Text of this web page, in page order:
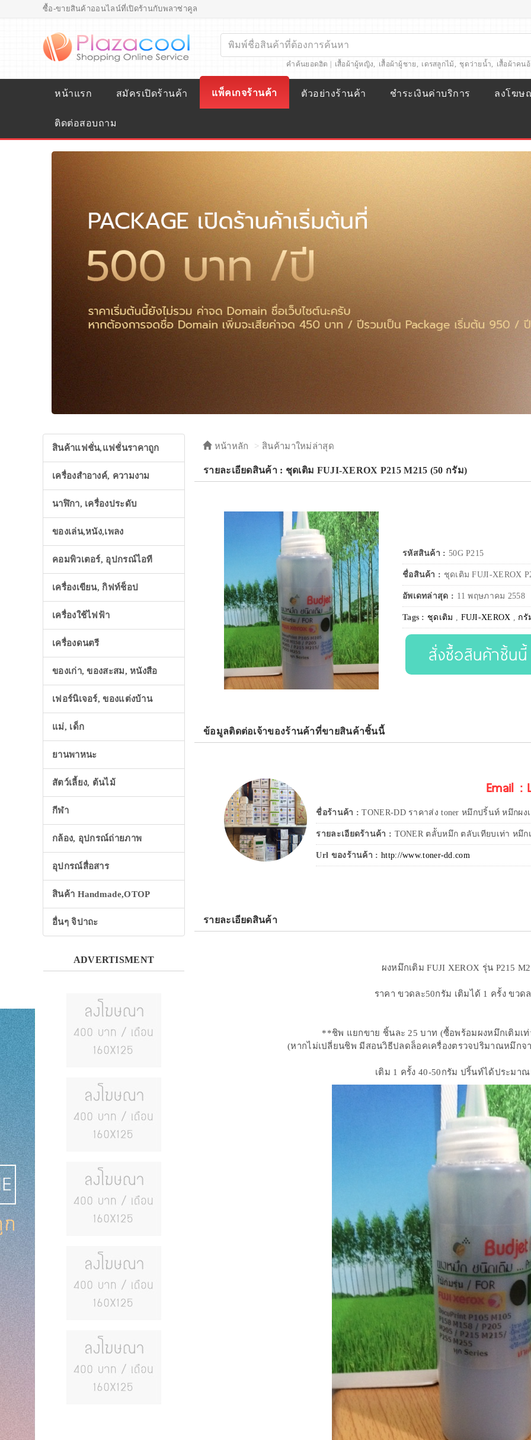
ซื้อ-ขายสินค้าออนไลน์ที่เปิดร้านกับพลาซ่าคูล
คำค้นยอดฮิต | เสื้อผ้าผู้หญิง, เสื้อผ้าผู้ชาย, เดรสลูกไม้, ชุดว่ายน้ำ, เสื้อผ้าคน
หน้าแรก สมัครเปิดร้านค้า แพ็คเกจร้านค้า ตัวอย่างร้านค้า ชำระเงินค่าบริการ ลงโฆษ
ติดต่อสอบถาม
สินค้าแฟชั่น,แฟชั่นราคาถูก
เครื่องสำอางค์, ความงาม
นาฬิกา, เครื่องประดับ
ของเล่น,หนัง,เพลง
คอมพิวเตอร์, อุปกรณ์ไอที
เครื่องเขียน, กิฟท์ช็อป
เครื่องใช้ไฟฟ้า
เครื่องดนตรี
ของเก่า, ของสะสม, หนังสือ
เฟอร์นิเจอร์, ของแต่งบ้าน
แม่, เด็ก
ยานพาหนะ
สัตว์เลี้ยง, ต้นไม้
กีฬา
กล้อง, อุปกรณ์ถ่ายภาพ
อุปกรณ์สื่อสาร
สินค้า Handmade,OTOP
อื่นๆ จิปาถะ
ADVERTISMENT
หน้าหลัก สินค้ามาใหม่ล่าสุด
รายละเอียดสินค้า : ชุดเติม FUJI-XEROX P215 M215 (50 กรัม)
รหัสสินค้า : 50G P215
ชื่อสินค้า : ชุดเติม FUJI-XEROX
อัพเดทล่าสุด : 11 พฤษภาคม 2558
Tags : ชุดเติม , FUJI-XEROX , กรั
สั่งซื้อสินค้าชิ้นนี้
ข้อมูลติดต่อเจ้าของร้านค้าที่ขายสินค้าชิ้นนี้
Email :
ชื่อร้านค้า :TONER-DD ราคาส่ง toner หมึกปริ้นท์ หมึกผ
รายละเอียดร้านค้า : TONER ตลัับหมึก ตลับเทียบเท่า หมึก
Url ของร้านค้า : http://www.toner-dd.com
รายละเอียดสินค้า
ผงหมึกเติม FUJI XEROX รุ่น P215
ราคา ขวดละ50กรัม เติมได้ 1 ครั้ง ขวด
**ชิพ แยกขาย ชิ้นละ 25 บาท (ซื้อพร้อมผงหมึกเติมเ
(หากไม่เปลี่ยนชิพ มีสอนวิธีปลดล็อคเครื่องตรวจปริมาณหมึกจ
เติม 1 ครั้ง 40-50กรัม ปริ้นท์ได้ประมา